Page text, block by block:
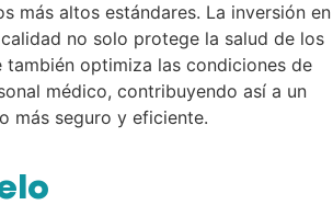
más altos estándares. La inversión en
no solo protege la salud de los
también optimiza las condiciones de
médico, contribuyendo así a un
más seguro y eficiente.